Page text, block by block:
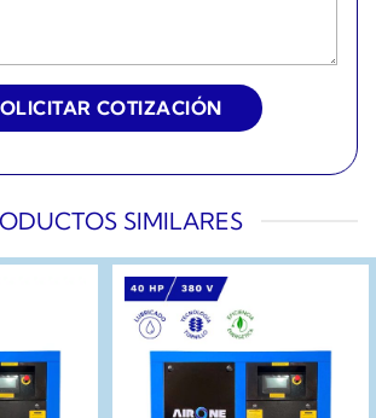
SIMILARES